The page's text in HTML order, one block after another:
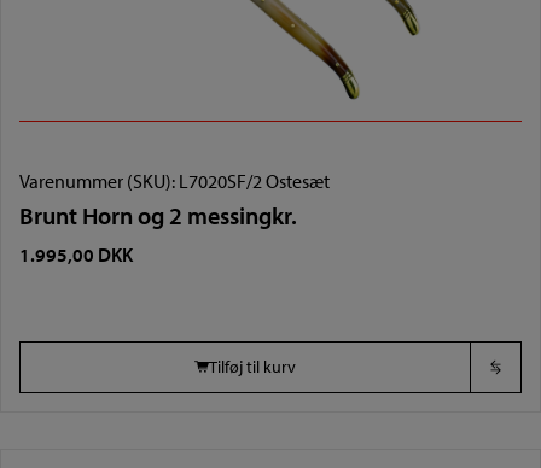
Varenummer (SKU): L7020SF/2 Ostesæt
Brunt Horn og 2 messingkr.
1.995,00 DKK
Tilføj til kurv